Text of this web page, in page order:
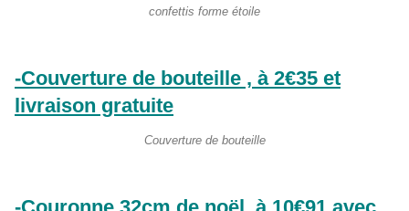
confettis forme étoile
-Couverture de bouteille , à 2€35 et
livraison gratuite
Couverture de bouteille